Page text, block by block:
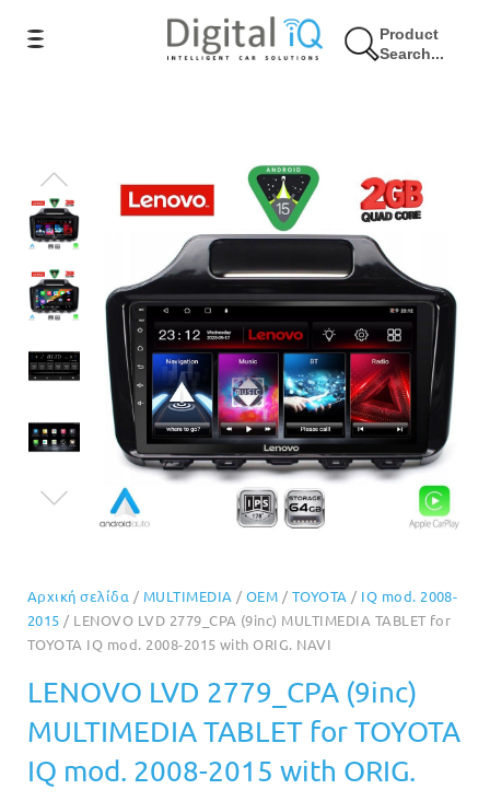
Product
Search...
17% Έκπτωση
Αρχική σελίδα / MULTIMEDIA / OEM / TOYOTA / IQ mod. 2008-
2015 / LENOVO LVD 2779_CPA (9inc) MULTIMEDIA TABLET for
TOYOTA IQ mod. 2008-2015 with ORIG. NAVI
LENOVO LVD 2779_CPA (9inc)
MULTIMEDIA TABLET for TOYOTA
IQ mod. 2008-2015 with ORIG.